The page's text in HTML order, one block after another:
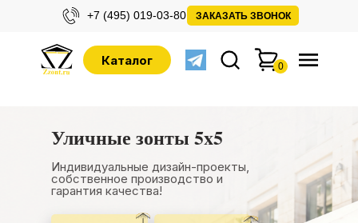
+7 (495) 019-03-80 ЗАКАЗАТЬ ЗВОНОК
0
Каталог
Индивидуальные дизайн-проекты,
собственное производство и
гарантия качества!
Уличные зонты 5x5